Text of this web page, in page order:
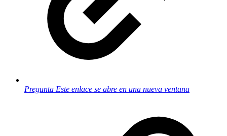
Pregunta Este enlace se abre en una nueva ventana